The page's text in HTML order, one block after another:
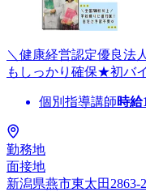
＼健康経営認定優良法
もしっかり確保★初バ
個別指導講師時給
勤務地
面接地
新潟県燕市東太田2863-2